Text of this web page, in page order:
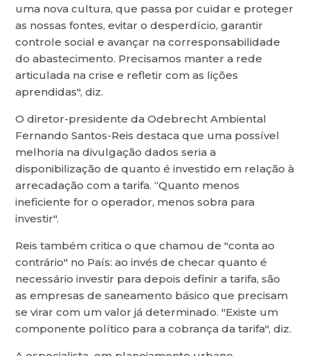
uma nova cultura, que passa por cuidar e proteger
as nossas fontes, evitar o desperdício, garantir
controle social e avançar na corresponsabilidade
do abastecimento. Precisamos manter a rede
articulada na crise e refletir com as lições
aprendidas", diz.
O diretor-presidente da Odebrecht Ambiental
Fernando Santos-Reis destaca que uma possível
melhoria na divulgação dados seria a
disponibilização de quanto é investido em relação à
arrecadação com a tarifa. “Quanto menos
ineficiente for o operador, menos sobra para
investir".
Reis também critica o que chamou de "conta ao
contrário" no País: ao invés de checar quanto é
necessário investir para depois definir a tarifa, são
as empresas de saneamento básico que precisam
se virar com um valor já determinado. "Existe um
componente político para a cobrança da tarifa", diz.